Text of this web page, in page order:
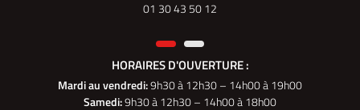
01 30 43 50 12
HORAIRES D'OUVERTURE :
Mardi au vendredi:9h30 à 12h30 – 14h00 à 19h00
Samedi:9h30 à 12h30 – 14h00 à 18h00